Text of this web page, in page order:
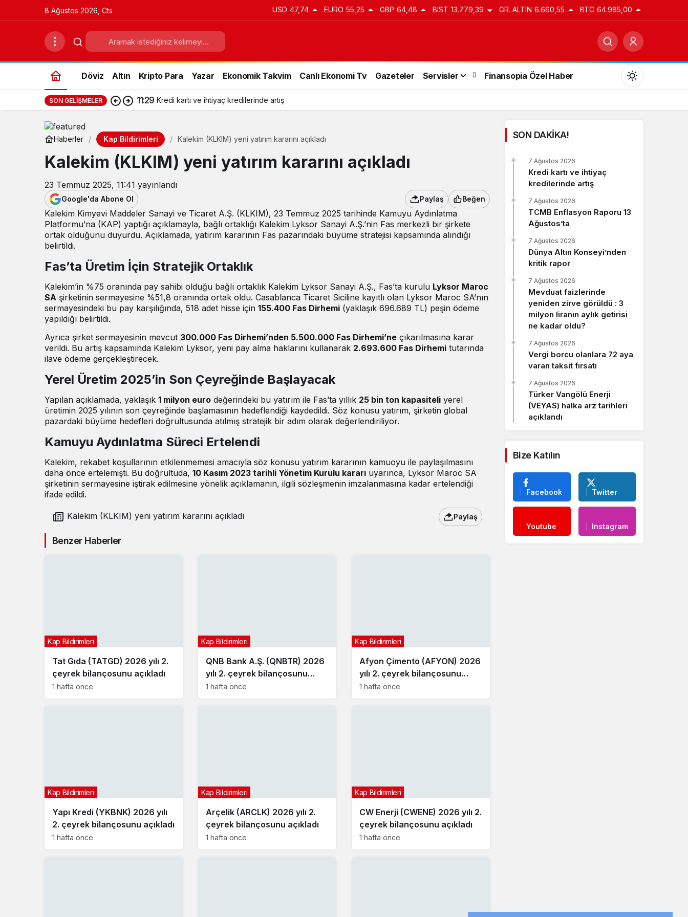
8 Ağustos 2026, Cts USD 47,74 EURO 55,25 GBP 64,48 BIST 13.779,39 GR. ALTIN 6.660,55 BTC 64.985,00
Döviz Altın Kripto Para Yazar Ekonomik Takvim Canlı Ekonomi Tv Gazeteler Servisler Finansopia Özel Haber
Gündüz modunu seçin.
Gece Modu
Gece modunu seçin.
Sistem Modu
Sistem modunu seçin.
SON GELIŞMELER 11:29 Kredi kartı ve ihtiyaç kredilerinde artış
Haberler Kap Bildirimleri Kalekim (KLKIM) yeni yatırım kararını açıkladı
Kalekim (KLKIM) yeni yatırım kararını açıkladı
23 Temmuz 2025, 11:41 yayınlandı
Google'da Abone Ol Paylaş Beğen
Kalekim Kimyevi Maddeler Sanayi ve Ticaret A.Ş. (KLKIM), 23 Temmuz 2025 tarihinde Kamuyu Aydınlatma
Platformu’na (KAP) yaptığı açıklamayla, bağlı ortaklığı Kalekim Lyksor Sanayi A.Ş.’nin Fas merkezli bir şirkete
ortak olduğunu duyurdu. Açıklamada, yatırım kararının Fas pazarındaki büyüme stratejisi kapsamında alındığı
belirtildi.
Fas’ta Üretim İçin Stratejik Ortaklık
Kalekim’in %75 oranında pay sahibi olduğu bağlı ortaklık Kalekim Lyksor Sanayi A.Ş., Fas’ta kurulu Lyksor Maroc
SA şirketinin sermayesine %51,8 oranında ortak oldu. Casablanca Ticaret Siciline kayıtlı olan Lyksor Maroc SA’nın
sermayesindeki bu pay karşılığında, 518 adet hisse için 155.400 Fas Dirhemi (yaklaşık 696.689 TL) peşin ödeme
yapıldığı belirtildi.
Ayrıca şirket sermayesinin mevcut 300.000 Fas Dirhemi’nden 5.500.000 Fas Dirhemi’ne çıkarılmasına karar
verildi. Bu artış kapsamında Kalekim Lyksor, yeni pay alma haklarını kullanarak 2.693.600 Fas Dirhemi tutarında
ilave ödeme gerçekleştirecek.
Yerel Üretim 2025’in Son Çeyreğinde Başlayacak
Yapılan açıklamada, yaklaşık 1 milyon euro değerindeki bu yatırım ile Fas’ta yıllık 25 bin ton kapasiteli yerel
üretimin 2025 yılının son çeyreğinde başlamasının hedeflendiği kaydedildi. Söz konusu yatırım, şirketin global
pazardaki büyüme hedefleri doğrultusunda atılmış stratejik bir adım olarak değerlendiriliyor.
Kamuyu Aydınlatma Süreci Ertelendi
Kalekim, rekabet koşullarının etkilenmemesi amacıyla söz konusu yatırım kararının kamuoyu ile paylaşılmasını
daha önce ertelemişti. Bu doğrultuda, 10 Kasım 2023 tarihli Yönetim Kurulu kararı uyarınca, Lyksor Maroc SA
şirketinin sermayesine iştirak edilmesine yönelik açıklamanın, ilgili sözleşmenin imzalanmasına kadar ertelendiği
ifade edildi.
Kalekim (KLKIM) yeni yatırım kararını açıkladı Paylaş
Benzer Haberler
Tat Gıda (TATGD) 2026 yılı 2.
çeyrek bilançosunu açıkladı
Kap Bildirimleri
1 hafta önce
QNB Bank A.Ş. (QNBTR) 2026
yılı 2. çeyrek bilançosunu
açıkladı
Kap Bildirimleri
1 hafta önce
Afyon Çimento (AFYON) 2026
yılı 2. çeyrek bilançosunu
açıkladı
Kap Bildirimleri
1 hafta önce
Yapı Kredi (YKBNK) 2026 yılı
2. çeyrek bilançosunu açıkladı
Kap Bildirimleri
1 hafta önce
Arçelik (ARCLK) 2026 yılı 2.
çeyrek bilançosunu açıkladı
Kap Bildirimleri
1 hafta önce
CW Enerji (CWENE) 2026 yılı 2.
çeyrek bilançosunu açıkladı
Kap Bildirimleri
1 hafta önce
SON DAKİKA!
Kredi kartı ve ihtiyaç
kredilerinde artış
7 Ağustos 2026
TCMB Enflasyon Raporu 13
Ağustos’ta
7 Ağustos 2026
Dünya Altın Konseyi’nden
kritik rapor
7 Ağustos 2026
Mevduat faizlerinde
yeniden zirve görüldü : 3
milyon liranın aylık getirisi
ne kadar oldu?
7 Ağustos 2026
Vergi borcu olanlara 72 aya
varan taksit fırsatı
7 Ağustos 2026
Türker Vangölü Enerji
(VEYAS) halka arz tarihleri
açıklandı
7 Ağustos 2026
Bize Katılın
Facebook Twitter
Youtube Instagram